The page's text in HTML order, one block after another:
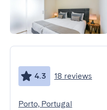
4.3 18 reviews
Porto, Portugal